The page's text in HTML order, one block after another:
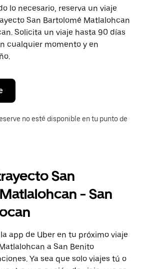
lo necesario, reserva un viaje
San Bartolomé Matlalohcan
Solicita un viaje hasta 90 días
cualquier momento y en
no esté disponible en tu punto de
San
- San
app de Uber en tu próximo viaje
a San Benito
Ya sea que solo viajes tú o